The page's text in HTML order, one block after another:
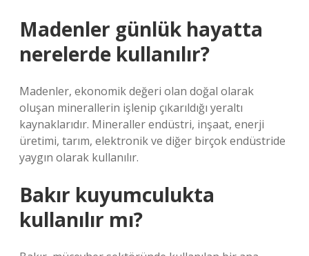
Madenler günlük hayatta
nerelerde kullanılır?
Madenler, ekonomik değeri olan doğal olarak
oluşan minerallerin işlenip çıkarıldığı yeraltı
kaynaklarıdır. Mineraller endüstri, inşaat, enerji
üretimi, tarım, elektronik ve diğer birçok endüstride
yaygın olarak kullanılır.
Bakır kuyumculukta
kullanılır mı?